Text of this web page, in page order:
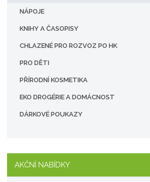
NÁPOJE
KNIHY A ČASOPISY
CHLAZENÉ PRO ROZVOZ PO HK
PRO DĚTI
PŘÍRODNÍ KOSMETIKA
EKO DROGÉRIE A DOMÁCNOST
DÁRKOVÉ POUKAZY
AKČNÍ NABÍDKY